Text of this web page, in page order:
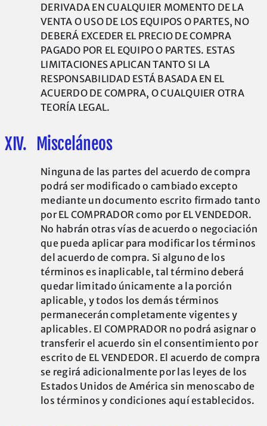
DERIVADA EN CUALQUIER MOMENTO DE LA
VENTA O USO DE LOS EQUIPOS O PARTES, NO
DEBERÁ EXCEDER EL PRECIO DE COMPRA
PAGADO POR EL EQUIPO O PARTES. ESTAS
LIMITACIONES APLICAN TANTO SI LA
RESPONSABILIDAD ESTÁ BASADA EN EL
ACUERDO DE COMPRA, O CUALQUIER OTRA
TEORÍA LEGAL.
XIV. Misceláneos
Ninguna de las partes del acuerdo de compra
podrá ser modificado o cambiado excepto
mediante un documento escrito firmado tanto
por EL COMPRADOR como por EL VENDEDOR.
No habrán otras vías de acuerdo o negociación
que pueda aplicar para modificar los términos
del acuerdo de compra. Si alguno de los
términos es inaplicable, tal término deberá
quedar limitado únicamente a la porción
aplicable, y todos los demás términos
permanecerán completamente vigentes y
aplicables. El COMPRADOR no podrá asignar o
transferir el acuerdo sin el consentimiento por
escrito de EL VENDEDOR. El acuerdo de compra
se regirá adicionalmente por las leyes de los
Estados Unidos de América sin menoscabo de
los términos y condiciones aquí establecidos.